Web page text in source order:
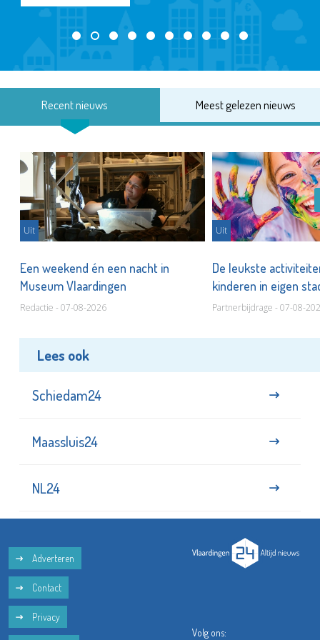
Recent nieuws Meest gelezen nieuws
Uit
Een weekend én een nacht in
Museum Vlaardingen
Redactie - 07-08-2026
Uit
De leukste
kinderen in eigen
Partnerbijdrage - 07-08-
Lees ook
Schiedam24
Maassluis24
NL24
Adverteren
Contact
Privacy
Volg ons: